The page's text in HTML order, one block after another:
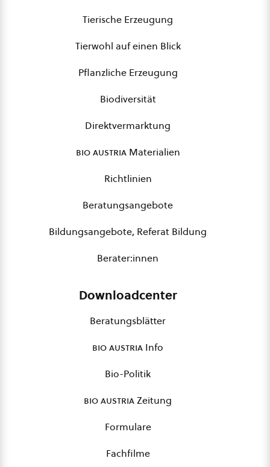
Tierische Erzeugung
Tierwohl auf einen Blick
Pflanzliche Erzeugung
Biodiversität
Direktvermarktung
bio austriaMaterialien
Richtlinien
Beratungsangebote
Bildungsangebote, Referat Bildung
Berater:innen
Downloadcenter
Beratungsblätter
bio austria Info
Bio-Politik
bio austriaZeitung
Formulare
Fachfilme